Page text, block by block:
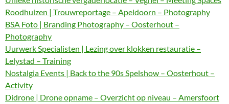
Roodhuizen | Trouwreportage – Apeldoorn – Photography
BSA Foto | Branding Photography – Oosterhout –
Photography
Uurwerk Specialisten | Lezing over klokken restauratie –
Lelystad – Training
Nostalgia Events | Back to the 90s Spelshow – Oosterhout –
Activity
Didrone | Drone opname – Overzicht op niveau – Amersfoort